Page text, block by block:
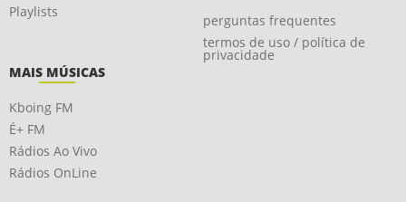
Playlists
perguntas frequentes
termos de uso / política de
privacidade
MAIS MÚSICAS
Kboing FM
É+ FM
Rádios Ao Vivo
Rádios OnLine